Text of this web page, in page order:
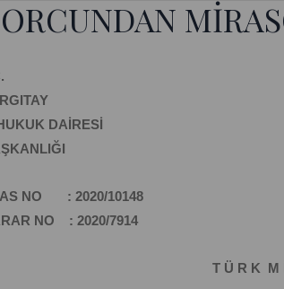
DAİRESİ
NO : 2020/10148
NO : 2020/7914
T Ü R K M